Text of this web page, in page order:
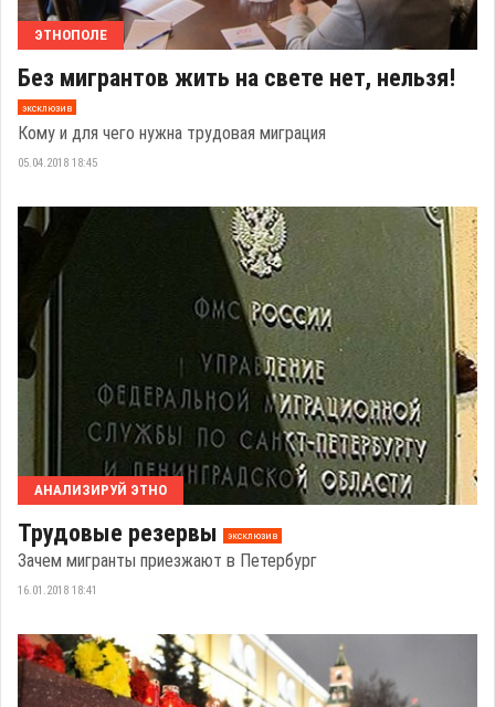
ЭТНОПОЛЕ
Без мигрантов жить на свете нет, нельзя!
эксклюзив
Кому и для чего нужна трудовая миграция
05.04.2018 18:45
АНАЛИЗИРУЙ ЭТНО
Трудовые резервы эксклюзив
Зачем мигранты приезжают в Петербург
16.01.2018 18:41